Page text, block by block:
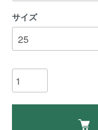
サイズ